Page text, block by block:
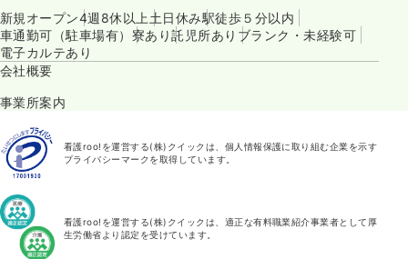
新規オープン4週8休以上 土日休み駅徒歩５分以内
車通勤可（駐車場有） 寮あり託児所あり ブランク・未経験可
電子カルテあり
会社概要
事業所案内
看護roo!を運営する(株)クイックは、個人情報保護に取り組む企業を示す
プライバシーマークを取得しています。
看護roo!を運営する(株)クイックは、適正な有料職業紹介事業者として厚
生労働省より認定を受けています。